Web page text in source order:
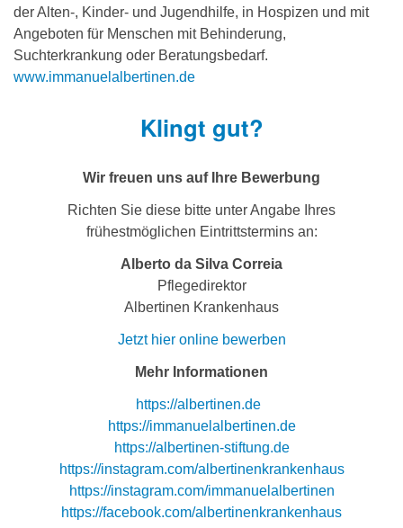
der Alten-, Kinder- und Jugendhilfe, in Hospizen und mit
Angeboten für Menschen mit Behinderung,
Suchterkrankung oder Beratungsbedarf.
www.immanuelalbertinen.de
Klingt gut?
Wir freuen uns auf Ihre Bewerbung
Richten Sie diese bitte unter Angabe Ihres
frühestmöglichen Eintrittstermins an:
Alberto da Silva Correia
Pflegedirektor
Albertinen Krankenhaus
Jetzt hier online bewerben
Mehr Informationen
https://albertinen.de
https://immanuelalbertinen.de
https://albertinen-stiftung.de
https://instagram.com/albertinenkrankenhaus
https://instagram.com/immanuelalbertinen
https://facebook.com/albertinenkrankenhaus